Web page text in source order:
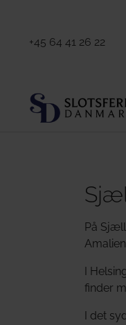
+45 64 41 26 22
På
I
finder
I det